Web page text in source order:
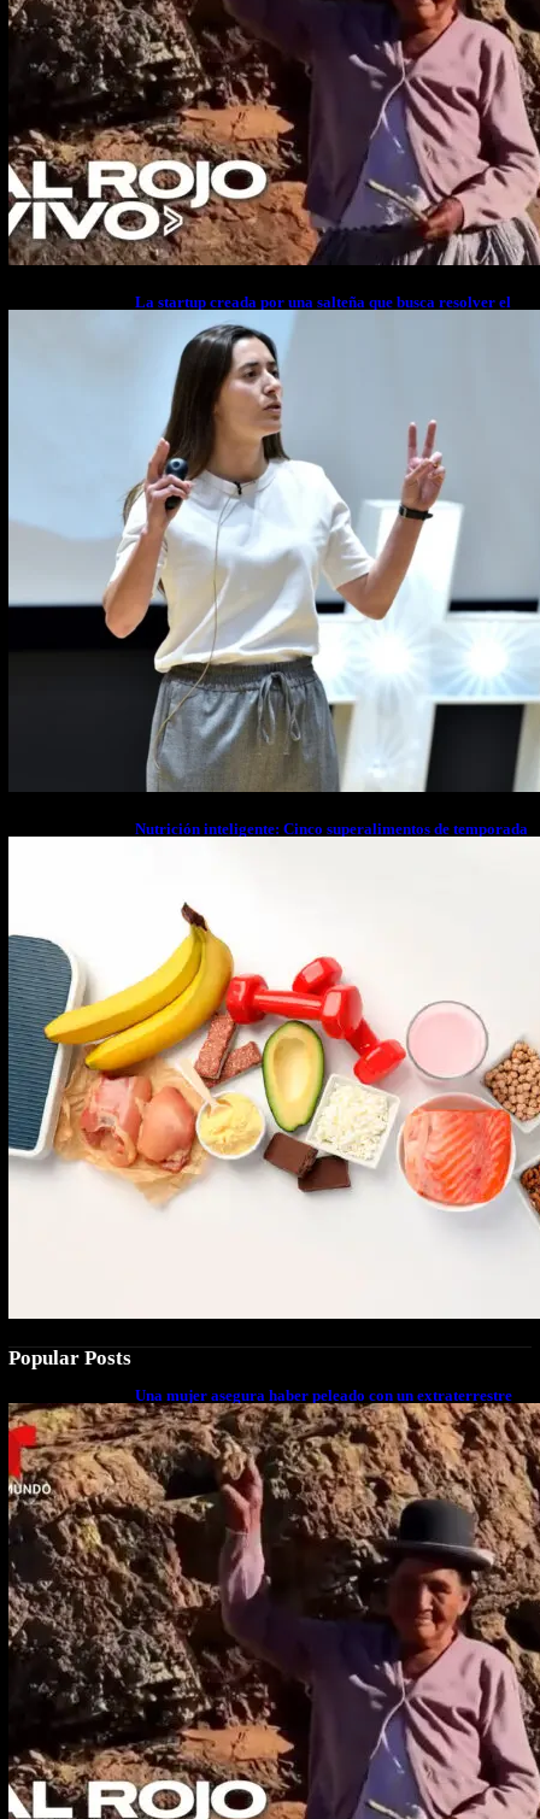
La startup creada por una salteña que busca resolver el
estrés financiero en Latinoamérica
Nutrición inteligente: Cinco superalimentos de temporada
Popular Posts
Una mujer asegura haber peleado con un extraterrestre
cuerpo a cuerpo